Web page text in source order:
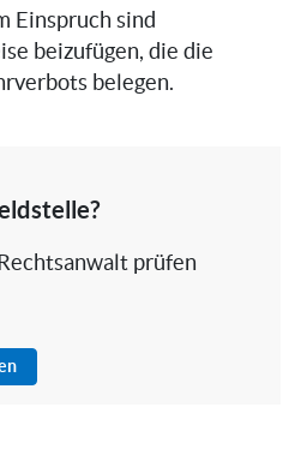
Einspruch sind
beizufügen, die die
belegen.
prüfen